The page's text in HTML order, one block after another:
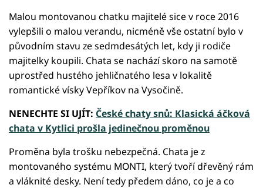
Malou montovanou chatku majitelé sice v roce 2016
vylepšili o malou verandu, nicméně vše ostatní bylo v
původním stavu ze sedmdesátých let, kdy ji rodiče
majitelky koupili. Chata se nachází skoro na samotě
uprostřed hustého jehličnatého lesa v lokalitě
romantické vísky Vepříkov na Vysočině.
NENECHTE SI UJÍT: České chaty snů: Klasická áčková
chata v Kytlici prošla jedinečnou proměnou
Proměna byla trošku nebezpečná. Chata je z
montovaného systému MONTI, který tvoří dřevěný rám
a vláknité desky. Není tedy předem dáno, co je a co